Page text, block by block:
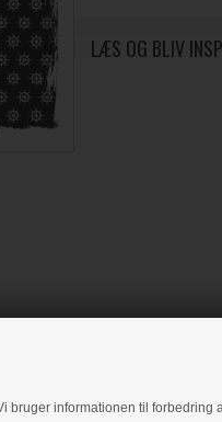
bruger informationen til forbedring
LÆS OG BLIV